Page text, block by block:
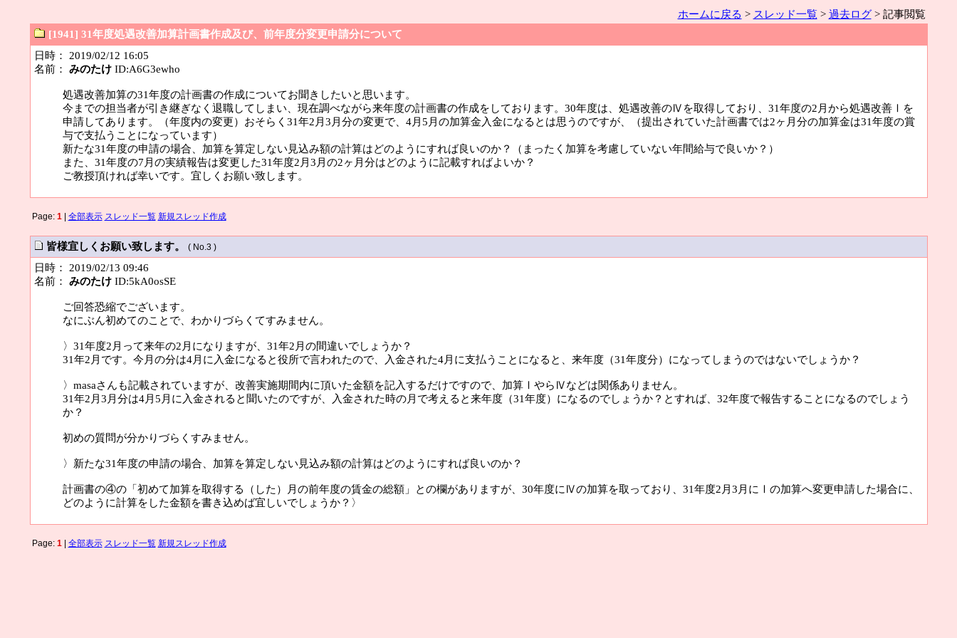
ホームに戻る > スレッド一覧> 過去ログ> 記事閲覧
[1941] 31年度処遇改善加算計画書作成及び、前年度分変更申請分について
日時： 2019/02/12 16:05
名前： みのたけID:A6G3ewho
処遇改善加算の31年度の計画書の作成についてお聞きしたいと思います。
今までの担当者が引き継ぎなく退職してしまい、現在調べながら来年度の計画書の作成をしております。30年度は、処遇改善のⅣを取得しており、31年度の2月から処遇改善Ⅰを
申請してあります。（年度内の変更）おそらく31年2月3月分の変更で、4月5月の加算金入金になるとは思うのですが、（提出されていた計画書では2ヶ月分の加算金は31年度の賞
与で支払うことになっています）
新たな31年度の申請の場合、加算を算定しない見込み額の計算はどのようにすれば良いのか？（まったく加算を考慮していない年間給与で良いか？）
また、31年度の7月の実績報告は変更した31年度2月3月の2ヶ月分はどのように記載すればよいか？
ご教授頂ければ幸いです。宜しくお願い致します。
Page: 1| 全部表示 スレッド一覧 新規スレッド作成
皆様宜しくお願い致します。 ( No.3 )
日時： 2019/02/13 09:46
名前： みのたけID:5kA0osSE
ご回答恐縮でございます。
なにぶん初めてのことで、わかりづらくてすみません。
〉31年度2月って来年の2月になりますが、31年2月の間違いでしょうか？
31年2月です。今月の分は4月に入金になると役所で言われたので、入金された4月に支払うことになると、来年度（31年度分）になってしまうのではないでしょうか？
〉masaさんも記載されていますが、改善実施期間内に頂いた金額を記入するだけですので、加算ⅠやらⅣなどは関係ありません。
31年2月3月分は4月5月に入金されると聞いたのですが、入金された時の月で考えると来年度（31年度）になるのでしょうか？とすれば、32年度で報告することになるのでしょう
か？
初めの質問が分かりづらくすみません。
〉新たな31年度の申請の場合、加算を算定しない見込み額の計算はどのようにすれば良いのか？
計画書の④の「初めて加算を取得する（した）月の前年度の賃金の総額」との欄がありますが、30年度にⅣの加算を取っており、31年度2月3月にⅠの加算へ変更申請した場合に、
どのように計算をした金額を書き込めば宜しいでしょうか？〉
Page: 1| 全部表示 スレッド一覧 新規スレッド作成